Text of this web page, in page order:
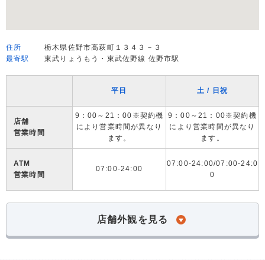
住所
栃木県佐野市高萩町１３４３－３
最寄駅
東武りょうもう・東武佐野線 佐野市駅
平日 土 / 日祝
店舗
営業時間
9：00～21：00※契約機
により営業時間が異なり
ます。
9：00～21：00※契約機
により営業時間が異なり
ます。
ATM
営業時間
07:00-24:00
07:00-24:00/07:00-24:0
0
店舗外観を見る